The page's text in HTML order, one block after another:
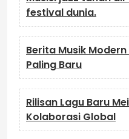
festival dunia.
Berita Musik
Paling Baru
Rilisan Lagu Baru
Kolaborasi Global